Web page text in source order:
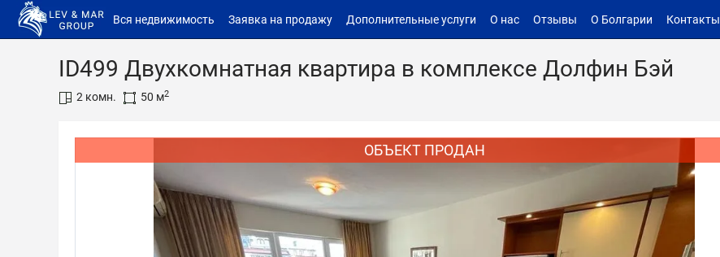
Вся недвижимость Заявка на продажу Дополнительные услуги О нас Отзывы О Болгарии Контакты
ID499 Двухкомнатная квартира в комплексе Долфин Бэй
2 комн. 50 м2
ОБЪЕКТ ПРОДАН